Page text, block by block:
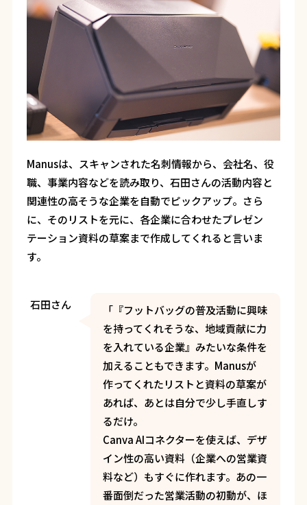
Manusは、スキャンされた名刺情報から、会社名、役
職、事業内容などを読み取り、石田さんの活動内容と
関連性の高そうな企業を自動でピックアップ。さら
に、そのリストを元に、各企業に合わせたプレゼン
テーション資料の草案まで作成してくれると言いま
す。
石田さん
「『フットバッグの普及活動に興味
を持ってくれそうな、地域貢献に力
を入れている企業』みたいな条件を
加えることもできます。Manusが
作ってくれたリストと資料の草案が
あれば、あとは自分で少し手直しす
るだけ。
Canva AIコネクターを使えば、デザ
イン性の高い資料（企業への営業資
料など）もすぐに作れます。あの一
番面倒だった営業活動の初動が、ほ